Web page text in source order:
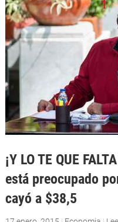
¡Y LO TE QUE
está preocupado
cayó a $38,5